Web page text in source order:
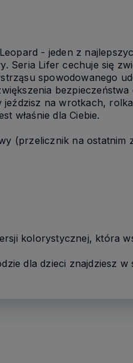
- jeden z
Seria Lifer cechuje się
spowodowanego
jeździsz na wrotkach,
właśnie dla Ciebie.
(przelicznik na ostatnim
kolorystycznej, która
dla dzieci znajdziesz w